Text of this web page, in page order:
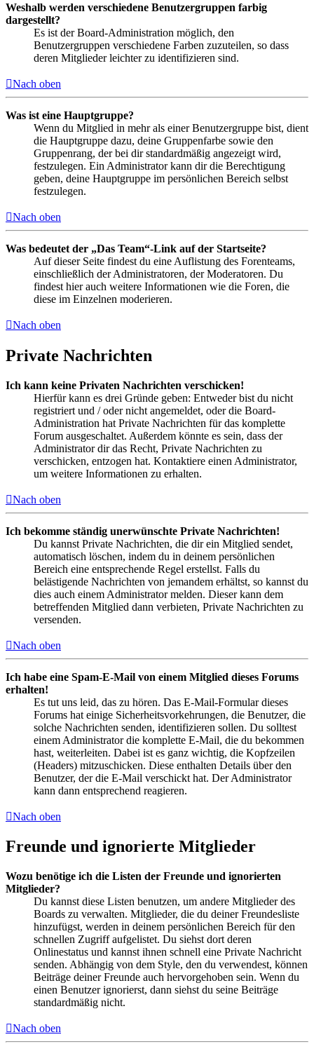
Weshalb werden verschiedene Benutzergruppen farbig
dargestellt?
Es ist der Board-Administration möglich, den
Benutzergruppen verschiedene Farben zuzuteilen, so dass
deren Mitglieder leichter zu identifizieren sind.
Nach oben
Was ist eine Hauptgruppe?
Wenn du Mitglied in mehr als einer Benutzergruppe bist, dient
die Hauptgruppe dazu, deine Gruppenfarbe sowie den
Gruppenrang, der bei dir standardmäßig angezeigt wird,
festzulegen. Ein Administrator kann dir die Berechtigung
geben, deine Hauptgruppe im persönlichen Bereich selbst
festzulegen.
Nach oben
Was bedeutet der „Das Team“-Link auf der Startseite?
Auf dieser Seite findest du eine Auflistung des Forenteams,
einschließlich der Administratoren, der Moderatoren. Du
findest hier auch weitere Informationen wie die Foren, die
diese im Einzelnen moderieren.
Nach oben
Private Nachrichten
Ich kann keine Privaten Nachrichten verschicken!
Hierfür kann es drei Gründe geben: Entweder bist du nicht
registriert und / oder nicht angemeldet, oder die Board-
Administration hat Private Nachrichten für das komplette
Forum ausgeschaltet. Außerdem könnte es sein, dass der
Administrator dir das Recht, Private Nachrichten zu
verschicken, entzogen hat. Kontaktiere einen Administrator,
um weitere Informationen zu erhalten.
Nach oben
Ich bekomme ständig unerwünschte Private Nachrichten!
Du kannst Private Nachrichten, die dir ein Mitglied sendet,
automatisch löschen, indem du in deinem persönlichen
Bereich eine entsprechende Regel erstellst. Falls du
belästigende Nachrichten von jemandem erhältst, so kannst du
dies auch einem Administrator melden. Dieser kann dem
betreffenden Mitglied dann verbieten, Private Nachrichten zu
versenden.
Nach oben
Ich habe eine Spam-E-Mail von einem Mitglied dieses Forums
erhalten!
Es tut uns leid, das zu hören. Das E-Mail-Formular dieses
Forums hat einige Sicherheitsvorkehrungen, die Benutzer, die
solche Nachrichten senden, identifizieren sollen. Du solltest
einem Administrator die komplette E-Mail, die du bekommen
hast, weiterleiten. Dabei ist es ganz wichtig, die Kopfzeilen
(Headers) mitzuschicken. Diese enthalten Details über den
Benutzer, der die E-Mail verschickt hat. Der Administrator
kann dann entsprechend reagieren.
Nach oben
Freunde und ignorierte Mitglieder
Wozu benötige ich die Listen der Freunde und ignorierten
Mitglieder?
Du kannst diese Listen benutzen, um andere Mitglieder des
Boards zu verwalten. Mitglieder, die du deiner Freundesliste
hinzufügst, werden in deinem persönlichen Bereich für den
schnellen Zugriff aufgelistet. Du siehst dort deren
Onlinestatus und kannst ihnen schnell eine Private Nachricht
senden. Abhängig von dem Style, den du verwendest, können
Beiträge deiner Freunde auch hervorgehoben sein. Wenn du
einen Benutzer ignorierst, dann siehst du seine Beiträge
standardmäßig nicht.
Nach oben